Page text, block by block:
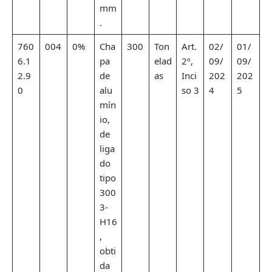
mm
.
760
6.1
2.9
0
004 0%
Cha
pa
de
alu
mín
io,
de
liga
do
tipo
300
3-
H16
,
obti
da
300
Ton
elad
as
Art.
2º,
Inci
so 3
02/
09/
202
4
01/
09/
202
5